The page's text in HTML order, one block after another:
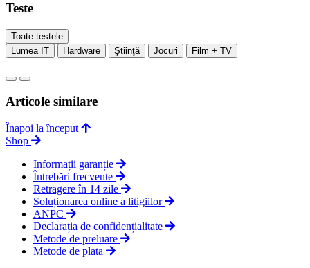
Teste
Toate testele
Lumea IT
Hardware Ştiinţă Jocuri Film + TV
Articole similare
Înapoi la început
Shop
Informații garanție
Întrebări frecvente
Retragere în 14 zile
Soluționarea online a litigiilor
ANPC
Declarația de confidențialitate
Metode de preluare
Metode de plata